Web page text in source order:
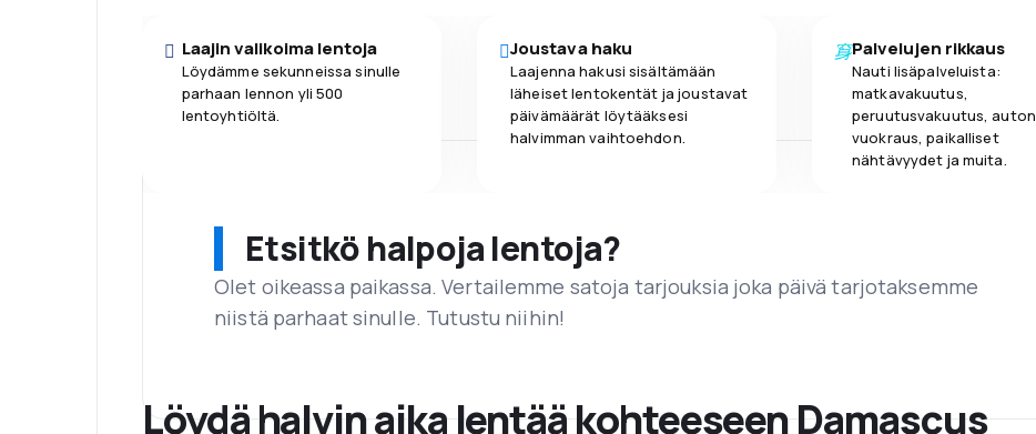
Laajin valikoima lentoja
Löydämme sekunneissa sinulle
parhaan lennon yli 500
lentoyhtiöltä.
Joustava haku
Laajenna hakusi sisältämään
läheiset lentokentät ja joustavat
päivämäärät löytääksesi
halvimman vaihtoehdon.
Palvelujen rikkaus
Nauti lisäpalveluista:
matkavakuutus,
peruutusvakuutus, auton
vuokraus, paikalliset
nähtävyydet ja muita.
Etsitkö halpoja lentoja?
Olet oikeassa paikassa. Vertailemme satoja tarjouksia joka päivä tarjotaksemme
niistä parhaat sinulle. Tutustu niihin!
Löydä halvin aika lentää kohteeseen Damascus